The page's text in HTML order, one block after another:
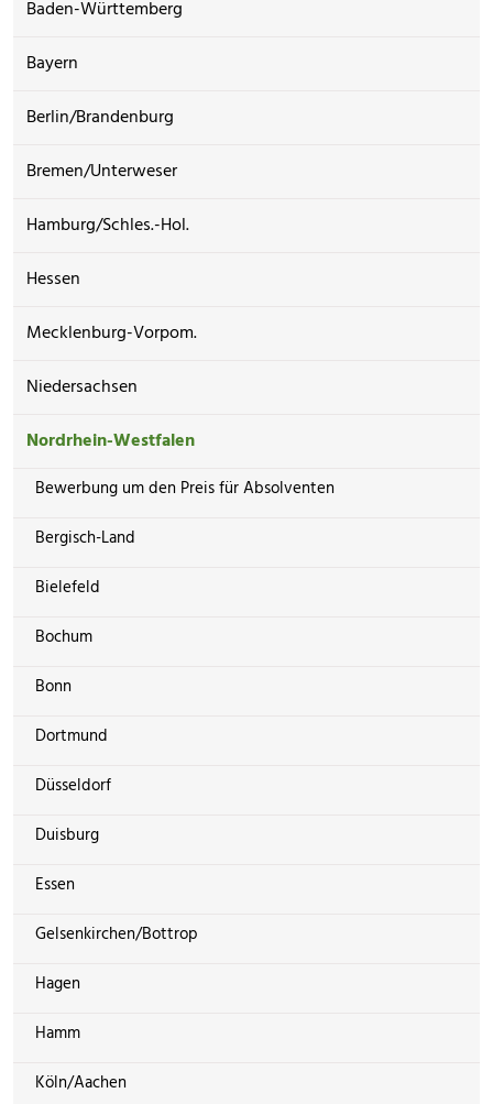
Baden-Württemberg
Bayern
Berlin/Brandenburg
Bremen/Unterweser
Hamburg/Schles.-Hol.
Hessen
Mecklenburg-Vorpom.
Niedersachsen
Nordrhein-Westfalen
Bewerbung um den Preis für Absolventen
Bergisch-Land
Bielefeld
Bochum
Bonn
Dortmund
Düsseldorf
Duisburg
Essen
Gelsenkirchen/Bottrop
Hagen
Hamm
Köln/Aachen